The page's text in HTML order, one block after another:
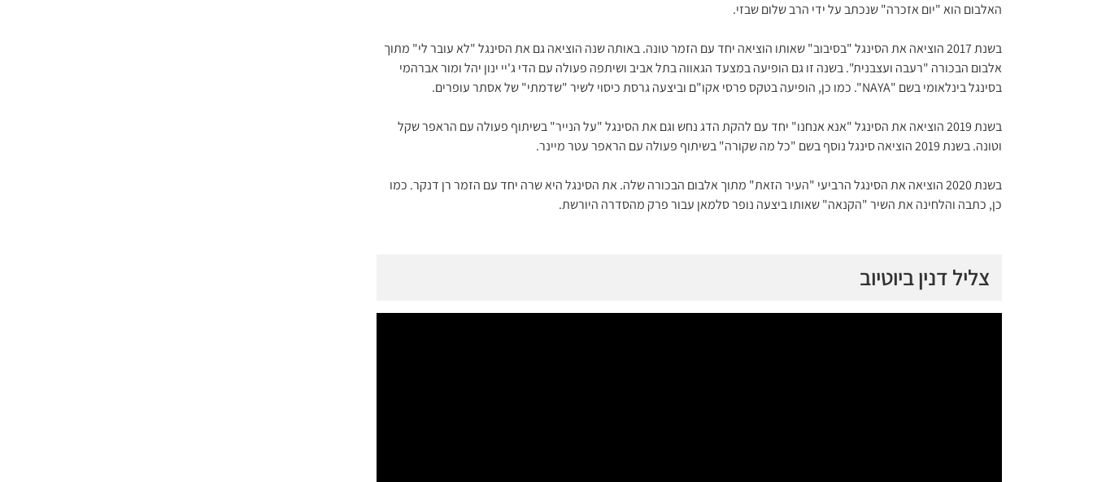
האלבום הוא "יום אזכרה" שנכתב על ידי הרב שלום שבזי.
בשנת 2017 הוציאה את הסינגל "בסיבוב" שאותו הוציאה יחד עם הזמר טונה. באותה שנה הוציאה גם את הסינגל "לא עובר לי" מתוך
אלבום הבכורה "רעבה ועצבנית". בשנה זו גם הופיעה במצעד הגאווה בתל אביב ושיתפה פעולה עם הדי ג'יי ינון יהל ומור אברהמי
בסינגל בינלאומי בשם "NAYA". כמו כן, הופיעה בטקס פרסי אקו"ם וביצעה גרסת כיסוי לשיר "שדמתי" של אסתר עופרים.
בשנת 2019 הוציאה את הסינגל "אנא אנחנו" יחד עם להקת הדג נחש וגם את הסינגל "על הנייר" בשיתוף פעולה עם הראפר שקל
וטונה. בשנת 2019 הוציאה סינגל נוסף בשם "כל מה שקורה" בשיתוף פעולה עם הראפר עטר מיינר.
בשנת 2020 הוציאה את הסינגל הרביעי "העיר הזאת" מתוך אלבום הבכורה שלה. את הסינגל היא שרה יחד עם הזמר רן דנקר. כמו
כן, כתבה והלחינה את השיר "הקנאה" שאותו ביצעה נופר סלמאן עבור פרק מהסדרה היורשת.
צליל דנין ביוטיוב